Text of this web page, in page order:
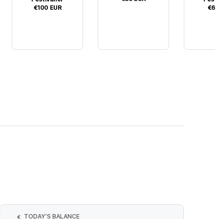
€100 EUR
€65
€ TODAY’S BALANCE